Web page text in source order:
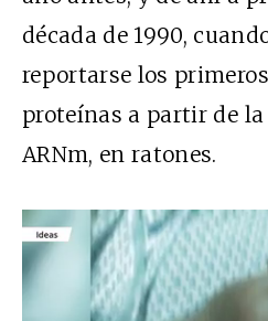
década de 1990,
reportarse los
proteínas a partir de
ARNm, en ratones.